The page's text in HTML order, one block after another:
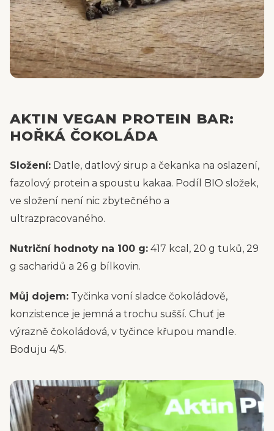
AKTIN VEGAN PROTEIN BAR:
HOŘKÁ ČOKOLÁDA
Složení: Datle, datlový sirup a čekanka na oslazení,
fazolový protein a spoustu kakaa. Podíl BIO složek,
ve složení není nic zbytečného a
ultrazpracovaného.
Nutriční hodnoty na 100 g: 417 kcal, 20 g tuků, 29
g sacharidů a 26 g bílkovin.
Můj dojem: Tyčinka voní sladce čokoládově,
konzistence je jemná a trochu sušší. Chuť je
výrazně čokoládová, v tyčince křupou mandle.
Boduju 4/5.